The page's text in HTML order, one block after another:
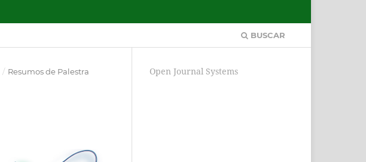
BUSCAR
/ Resumos de Palestra Open Journal Systems